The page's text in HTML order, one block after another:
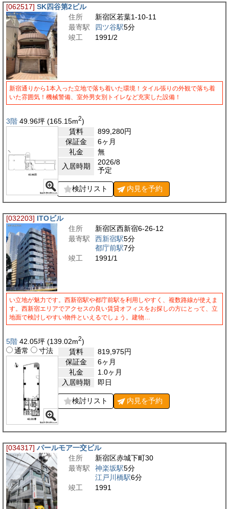
[062517] SK四谷第2ビル
住所
新宿区若葉1-10-11
最寄駅
四ツ谷駅5分
竣工
1991/2
新宿通りから1本入った立地で落ち着いた環境！タイル張りの外観で落ち着
いた雰囲気！機械警備、室外男女別トイレなど充実した設備！
3階 49.96坪 (165.15m2)
賃料
899,280円
保証金
6ヶ月
礼金
無
入居時期
2026/8
予定
検討リスト 内見を予約
[032203] ITOビル
住所
新宿区西新宿6-26-12
最寄駅
西新宿駅5分
都庁前駅7分
竣工
1991/1
い立地が魅力です。西新宿駅や都庁前駅を利用しやすく、複数路線が使えま
す。西新宿エリアでアクセスの良い賃貸オフィスをお探しの方にとって、立
地面で検討しやすい物件といえるでしょう。建物…
5階 42.05坪 (139.02m2)
通常
寸法 賃料 819,975円
保証金
6ヶ月
礼金
1.0ヶ月
入居時期
即日
検討リスト 内見を予約
[034317] パールモア一交ビル
住所
新宿区赤城下町30
最寄駅
神楽坂駅5分
江戸川橋駅6分
竣工
1991